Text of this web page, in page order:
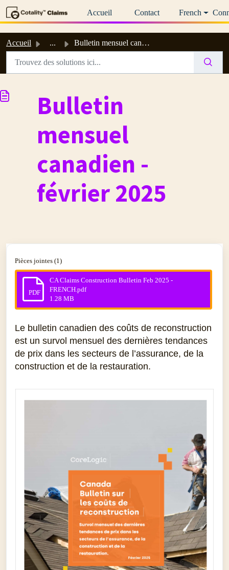
Accueil
Contact French
Accueil ... Bulletin mensuel canadien - février 2025
Bulletin
mensuel
canadien -
février 2025
Pièces jointes (1)
PDF
CA Claims Construction Bulletin Feb 2025 -
FRENCH.pdf
1.28 MB
Le bulletin canadien des coûts de reconstruction
est un survol mensuel des dernières tendances
de prix dans les secteurs de l’assurance, de la
construction et de la restauration.